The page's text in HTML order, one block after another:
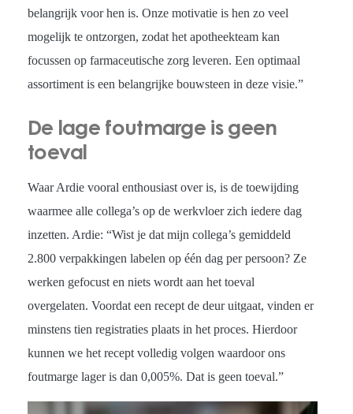
belangrijk voor hen is. Onze motivatie is hen zo veel
mogelijk te ontzorgen, zodat het apotheekteam kan
focussen op farmaceutische zorg leveren. Een optimaal
assortiment is een belangrijke bouwsteen in deze visie.”
De lage foutmarge is geen
toeval
Waar Ardie vooral enthousiast over is, is de toewijding
waarmee alle collega’s op de werkvloer zich iedere dag
inzetten. Ardie: “Wist je dat mijn collega’s gemiddeld
2.800 verpakkingen labelen op één dag per persoon? Ze
werken gefocust en niets wordt aan het toeval
overgelaten. Voordat een recept de deur uitgaat, vinden er
minstens tien registraties plaats in het proces. Hierdoor
kunnen we het recept volledig volgen waardoor ons
foutmarge lager is dan 0,005%. Dat is geen toeval.”